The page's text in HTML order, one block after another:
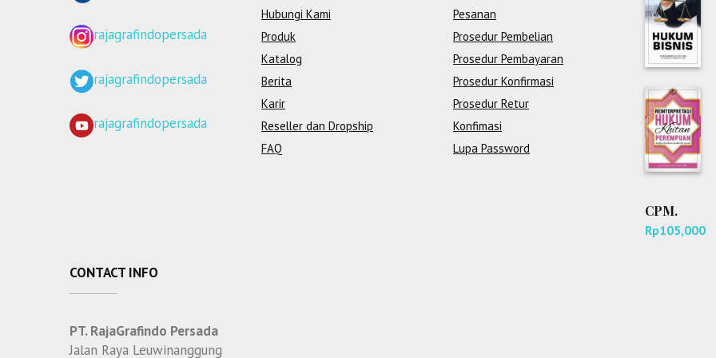
rajagrafindopersada
rajagrafindopersada
rajagrafindopersada
Hubungi Kami
Produk
Katalog
Berita
Karir
Reseller dan Dropship
FAQ
Pesanan
Prosedur Pembelian
Prosedur Pembayaran
Prosedur Konfirmasi
Prosedur Retur
Konfimasi
Lupa Password
CPM.
Rp105,000
CONTACT INFO
PT. RajaGrafindo Persada
Jalan Raya Leuwinanggung